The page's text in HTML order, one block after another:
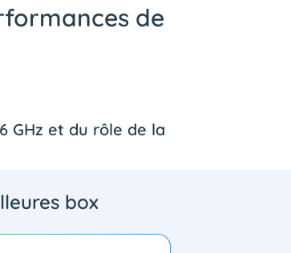
de
GHz et du rôle de la
box